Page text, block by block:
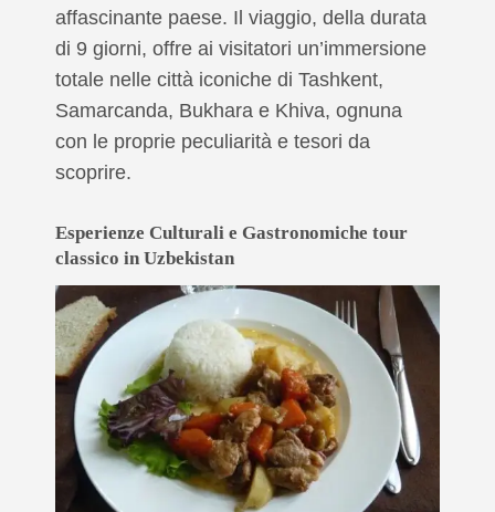
affascinante paese. Il viaggio, della durata
di 9 giorni, offre ai visitatori un’immersione
totale nelle città iconiche di Tashkent,
Samarcanda, Bukhara e Khiva, ognuna
con le proprie peculiarità e tesori da
scoprire.
Esperienze Culturali e Gastronomiche tour
classico in Uzbekistan